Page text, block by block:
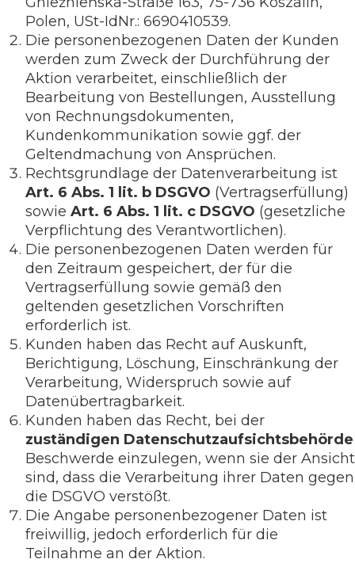
Polen, USt-IdNr.: 6690410539.
Die personenbezogenen Daten der Kunden
werden zum Zweck der Durchführung der
Aktion verarbeitet, einschließlich der
Bearbeitung von Bestellungen, Ausstellung
von Rechnungsdokumenten,
Kundenkommunikation sowie ggf. der
Geltendmachung von Ansprüchen.
Rechtsgrundlage der Datenverarbeitung ist
Art. 6 Abs. 1 lit. b DSGVO (Vertragserfüllung)
sowie Art. 6 Abs. 1 lit. c DSGVO (gesetzliche
Verpflichtung des Verantwortlichen).
Die personenbezogenen Daten werden für
den Zeitraum gespeichert, der für die
Vertragserfüllung sowie gemäß den
geltenden gesetzlichen Vorschriften
erforderlich ist.
Kunden haben das Recht auf Auskunft,
Berichtigung, Löschung, Einschränkung der
Verarbeitung, Widerspruch sowie auf
Datenübertragbarkeit.
Kunden haben das Recht, bei der
zuständigen Datenschutzaufsichtsbehörde
Beschwerde einzulegen, wenn sie der Ansicht
sind, dass die Verarbeitung ihrer Daten gegen
die DSGVO verstößt.
Die Angabe personenbezogener Daten ist
freiwillig, jedoch erforderlich für die
Teilnahme an der Aktion.